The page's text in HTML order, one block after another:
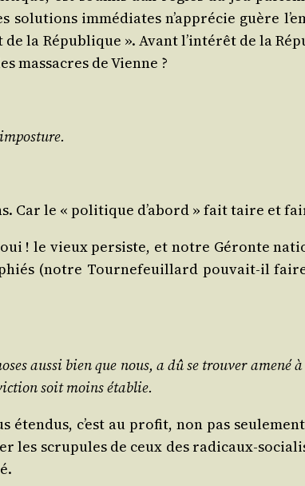
immé­diates n’ap­pré­cie guère
la Répu­blique ». Avant l’in­té­rêt de la
mas­sacres de Vienne ?
le « poli­tique d’a­bord » fait taire et
! le vieux per­siste, et notre Géronte
(notre Tour­ne­feuillard pou­vait-il faire
aus­si bien que nous, a dû se trou­ver ame­né
soit moins établie.
c’est au pro­fit, non pas
scru­pules de ceux des radi­caux-